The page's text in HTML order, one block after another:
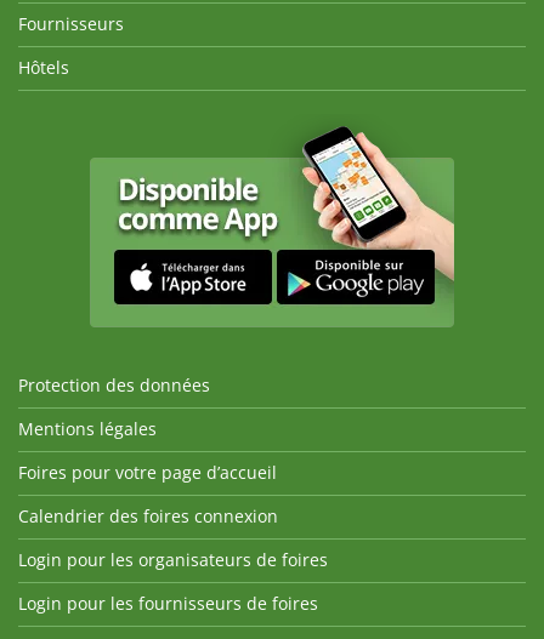
Fournisseurs
Hôtels
Protection des données
Mentions légales
Foires pour votre page d’accueil
Calendrier des foires connexion
Login pour les organisateurs de foires
Login pour les fournisseurs de foires